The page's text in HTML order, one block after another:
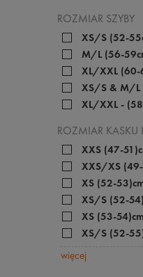
ROZMIAR SZYBY
XS/S (52-
M/L (56-
XL/XXL (60-
XS/S & M/L
XL/XXL -
ROZMIAR KASKU
XXS (47-
XXS/XS
XS (52-
XS/S (52-
XS (53-54)cm
XS/S (52-
więcej